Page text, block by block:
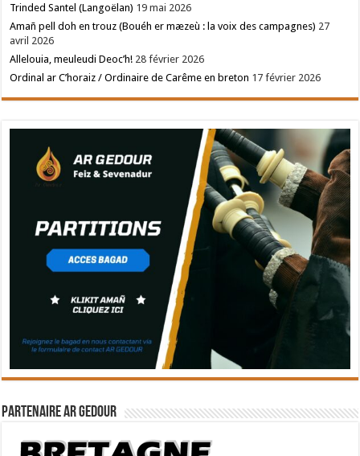
Trinded Santel (Langoëlan) 19 mai 2026
Amañ pell doh en trouz (Bouéh er mæzeù : la voix des campagnes) 27
avril 2026
Allelouia, meuleudi Deoc’h! 28 février 2026
Ordinal ar C’horaiz / Ordinaire de Carême en breton 17 février 2026
Partenaire Ar Gedour